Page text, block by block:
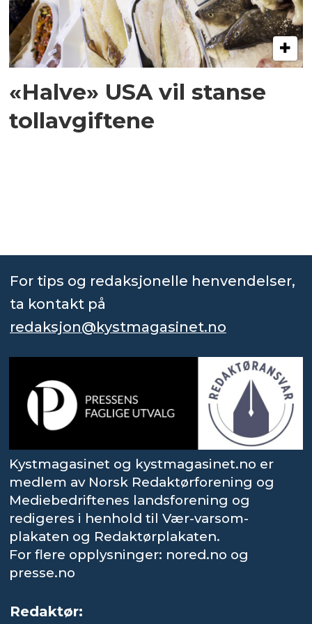
«Halve» USA vil stanse
tollavgiftene
For tips og redaksjonelle henvendelser,
ta kontakt på
redaksjon@kystmagasinet.no
Kystmagasinet og kystmagasinet.no er
medlem av Norsk Redaktørforening og
Mediebedriftenes landsforening og
redigeres i henhold til Vær-varsom-
plakaten og Redaktørplakaten.
For flere opplysninger: nored.no og
presse.no
Redaktør: